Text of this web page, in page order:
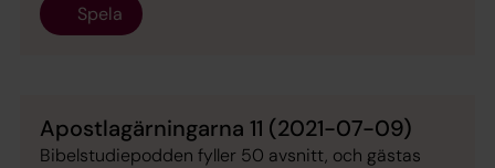
Spela
Apostlagärningarna 11 (2021-07-09)
Bibelstudiepodden fyller 50 avsnitt, och gästas